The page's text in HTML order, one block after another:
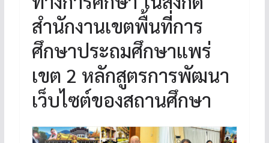
สำนักงานเขตพื้นที่การ
ศึกษาประถมศึกษาแพร่
เขต 2 หลักสูตรการพัฒนา
เว็บไซต์ของสถานศึกษา